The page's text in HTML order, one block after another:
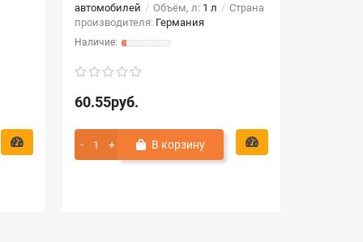
автомобилей
Объём, л: 1 л
Страна
производителя: Германия
60.55руб.
В корзину